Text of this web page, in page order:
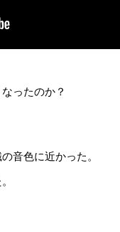
ったのか？
音色に近かった。